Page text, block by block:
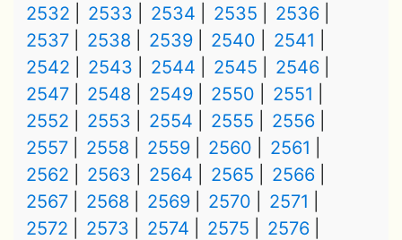
2532
2533 2534 2535
2536
2537
2538 2539 2540
2541
2542
2543 2544 2545
2546
2547
2548 2549 2550
2551
2552
2553 2554 2555
2556
2557
2558 2559 2560
2561
2562
2563 2564 2565
2566
2567
2568 2569 2570
2571
2572
2573 2574 2575
2576